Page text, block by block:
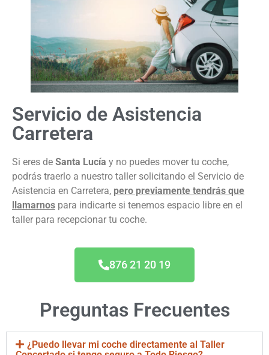
Servicio de Asistencia
Carretera
Si eres de Santa Lucía y no puedes mover tu coche,
podrás traerlo a nuestro taller solicitando el Servicio de
Asistencia en Carretera, pero previamente tendrás que
llamarnos para indicarte si tenemos espacio libre en el
taller para recepcionar tu coche.
876 21 20 19
Preguntas Frecuentes
¿Puedo llevar mi coche directamente al Taller